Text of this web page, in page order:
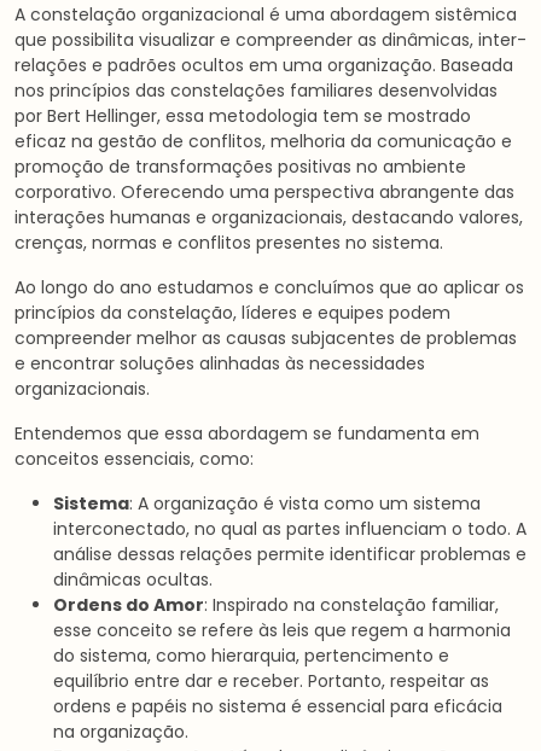
A constelação organizacional é uma abordagem sistêmica
que possibilita visualizar e compreender as dinâmicas, inter-
relações e padrões ocultos em uma organização. Baseada
nos princípios das constelações familiares desenvolvidas
por Bert Hellinger, essa metodologia tem se mostrado
eficaz na gestão de conflitos, melhoria da comunicação e
promoção de transformações positivas no ambiente
corporativo. Oferecendo uma perspectiva abrangente das
interações humanas e organizacionais, destacando valores,
crenças, normas e conflitos presentes no sistema.
Ao longo do ano estudamos e concluímos que ao aplicar os
princípios da constelação, líderes e equipes podem
compreender melhor as causas subjacentes de problemas
e encontrar soluções alinhadas às necessidades
organizacionais.
Entendemos que essa abordagem se fundamenta em
conceitos essenciais, como:
Sistema: A organização é vista como um sistema
interconectado, no qual as partes influenciam o todo. A
análise dessas relações permite identificar problemas e
dinâmicas ocultas.
Ordens do Amor: Inspirado na constelação familiar,
esse conceito se refere às leis que regem a harmonia
do sistema, como hierarquia, pertencimento e
equilíbrio entre dar e receber. Portanto, respeitar as
ordens e papéis no sistema é essencial para eficácia
na organização.